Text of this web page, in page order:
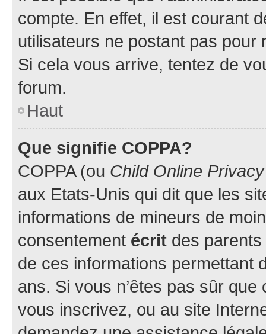
compte. En effet, il est courant
utilisateurs ne postant pas pour
Si cela vous arrive, tentez de
forum.
Haut
Que signifie COPPA?
COPPA (ou Child Online
aux Etats-Unis qui dit que les
informations de mineurs de
consentement écrit des parents
de ces informations permettant
ans. Si vous n’êtes pas sûr
vous inscrivez, ou au site